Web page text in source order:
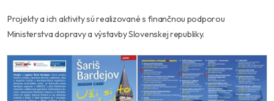
Projekty a ich aktivity sú realizované s finančnou podporou
Ministerstva dopravy a výstavby Slovenskej republiky.